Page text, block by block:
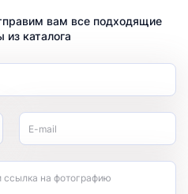
вам все подходящие
из каталога
E-mail
ссылка на фотографию